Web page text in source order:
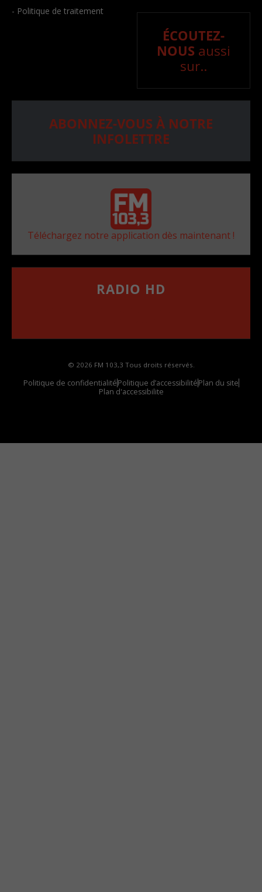
- Politique de traitement
ÉCOUTEZ-
NOUS aussi
sur..
ABONNEZ-VOUS À NOTRE
INFOLETTRE
Téléchargez notre application dès maintenant !
RADIO HD
© 2026 FM 103,3 Tous droits réservés.
Politique de confidentialitéPolitique d’accessibilitéPlan du site
Plan d'accessibilite